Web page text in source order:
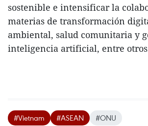
sostenible e intensificar la
materias de transformación
ambiental, salud comunitaria y
inteligencia artificial, entre
#Vietnam #ASEAN #ONU